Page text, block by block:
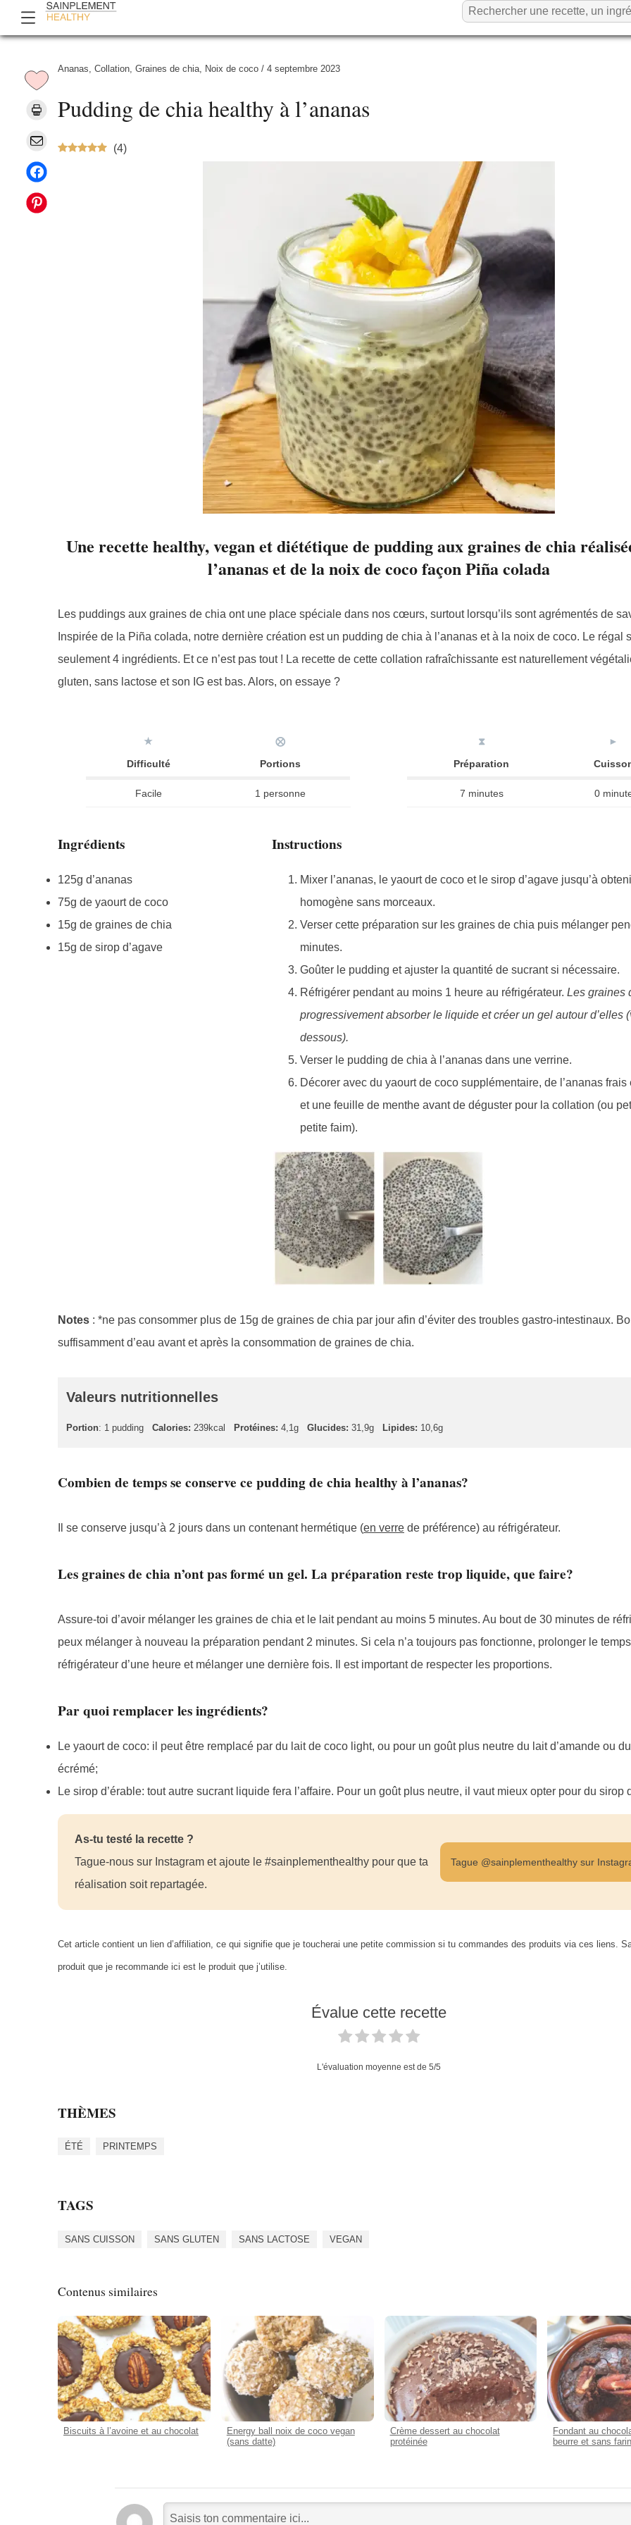
Ananas, Collation, Graines de chia, Noix de coco / 4 septembre 2023
Pudding de chia healthy à l’ananas
(4)
Une recette healthy, vegan et diététique de pudding aux graines de chia
l’ananas et de la noix de coco façon Piña colada
Les puddings aux graines de chia ont une place spéciale dans nos cœurs, surtout lorsqu’ils sont agrémentés de
Inspirée de la Piña colada, notre dernière création est un pudding de chia à l’ananas et à la noix de coco. Le régal
seulement 4 ingrédients. Et ce n’est pas tout ! La recette de cette collation rafraîchissante est naturellement
gluten, sans lactose et son IG est bas. Alors, on essaye ?
★
Difficulté
⨂
Portions
Facile 1 personne
⧗
Préparation
►
7 minutes 0
Ingrédients
125g d’ananas
75g de yaourt de coco
15g de graines de chia
15g de sirop d’agave
Instructions
Mixer l’ananas, le yaourt de coco et le sirop d’agave jusqu’à
homogène sans morceaux.
Verser cette préparation sur les graines de chia puis mélanger
minutes.
Goûter le pudding et ajuster la quantité de sucrant si nécessaire.
Réfrigérer pendant au moins 1 heure au réfrigérateur. Les graines
progressivement absorber le liquide et créer un gel autour d’elles
dessous).
Verser le pudding de chia à l’ananas dans une verrine.
Décorer avec du yaourt de coco supplémentaire, de l’ananas frais
et une feuille de menthe avant de déguster pour la collation (ou
petite faim).
Notes : *ne pas consommer plus de 15g de graines de chia par jour afin d’éviter des troubles gastro-intestinaux.
suffisamment d’eau avant et après la consommation de graines de chia.
Valeurs nutritionnelles
Portion: 1 pudding Calories: 239kcal Protéines: 4,1g Glucides: 31,9g Lipides: 10,6g
Combien de temps se conserve ce pudding de chia healthy à l’ananas?
Il se conserve jusqu’à 2 jours dans un contenant hermétique (en verre de préférence) au réfrigérateur.
Les graines de chia n’ont pas formé un gel. La préparation reste trop liquide, que faire?
Assure-toi d’avoir mélanger les graines de chia et le lait pendant au moins 5 minutes. Au bout de 30 minutes de
peux mélanger à nouveau la préparation pendant 2 minutes. Si cela n’a toujours pas fonctionne, prolonger le
réfrigérateur d’une heure et mélanger une dernière fois. Il est important de respecter les proportions.
Par quoi remplacer les ingrédients?
Le yaourt de coco: il peut être remplacé par du lait de coco light, ou pour un goût plus neutre du lait d’amande ou
écrémé;
Le sirop d’érable: tout autre sucrant liquide fera l’affaire. Pour un goût plus neutre, il vaut mieux opter pour du sirop
As-tu testé la recette ?
Tague-nous sur Instagram et ajoute le #sainplementhealthy pour que ta
réalisation soit repartagée.
Tague @sainplementhealthy sur
Cet article contient un lien d’affiliation, ce qui signifie que je toucherai une petite commission si tu commandes des produits via ces liens.
produit que je recommande ici est le produit que j’utilise.
Évalue cette recette
L'évaluation moyenne est de 5/5
THÈMES
ÉTÉ PRINTEMPS
TAGS
SANS CUISSON SANS GLUTEN SANS LACTOSE VEGAN
Contenus similaires
Biscuits à l’avoine et au chocolat
Energy ball noix de coco vegan
(sans datte)
Crème dessert au chocolat
protéinée
Fondant au
beurre et sans